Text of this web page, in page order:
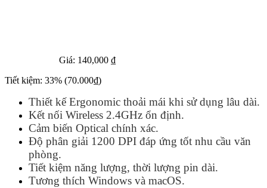
Giá: 140,000 ₫
Tiết kiệm: 33% (70.000₫)
Thiết kế Ergonomic thoải mái khi sử dụng lâu dài.
Kết nối Wireless 2.4GHz ổn định.
Cảm biến Optical chính xác.
Độ phân giải 1200 DPI đáp ứng tốt nhu cầu văn
phòng.
Tiết kiệm năng lượng, thời lượng pin dài.
Tương thích Windows và macOS.